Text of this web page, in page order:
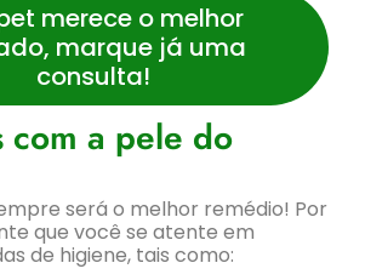
merece o melhor
marque já uma
consulta!
com a pele do
será o melhor remédio! Por
que você se atente em
de higiene, tais como: